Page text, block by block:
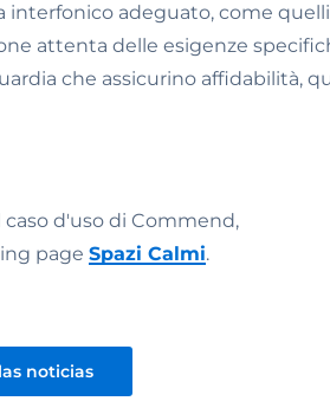
interfonico adeguato, come
attenta delle esigenze
che assicurino affidabilità,
d'uso di Commend,
page Spazi Calmi.
noticias